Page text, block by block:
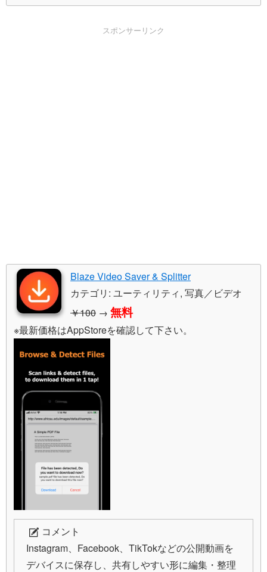
スポンサーリンク
Blaze Video Saver & Splitter
カテゴリ: ユーティリティ, 写真／ビデオ
￥100 → 無料
※最新価格はAppStoreを確認して下さい。
コメント
Instagram、Facebook、TikTokなどの公開動画を
デバイスに保存し、共有しやすい形に編集・整理